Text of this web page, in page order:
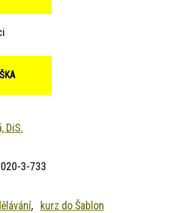
DiS.
3-733
kurz do Šablon